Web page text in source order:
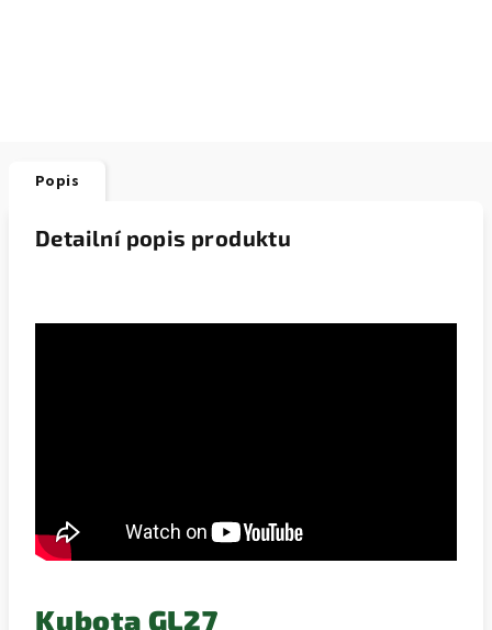
Popis
Detailní popis produktu
Kubota GL27